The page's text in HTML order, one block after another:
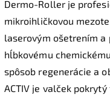
Dermo-Roller je
mikroihličkovou
laserovým ošetrením a
hĺbkovému
spôsob regenerácie a
ACTIV je valček